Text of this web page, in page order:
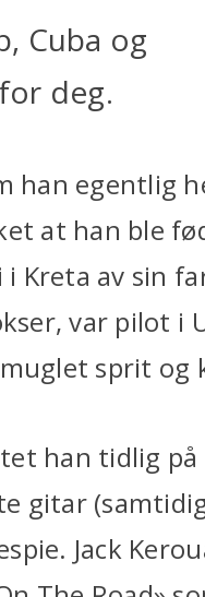
Cuba og
deg.
han egentlig
at han ble
Kreta av sin
var pilot i
sprit og
han tidlig
gitar
Jack